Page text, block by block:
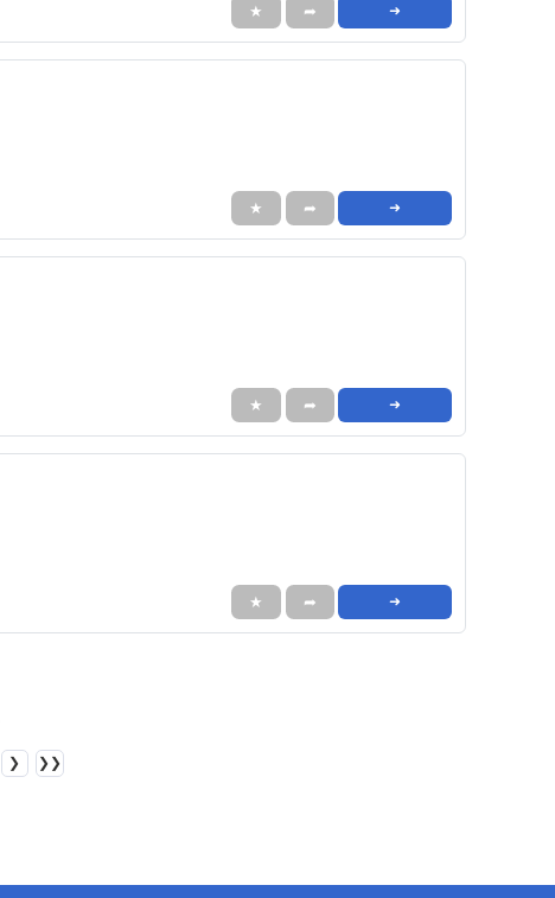
★ ➦ ➜
★ ➦ ➜
★ ➦ ➜
★ ➦ ➜
❯ ❯❯